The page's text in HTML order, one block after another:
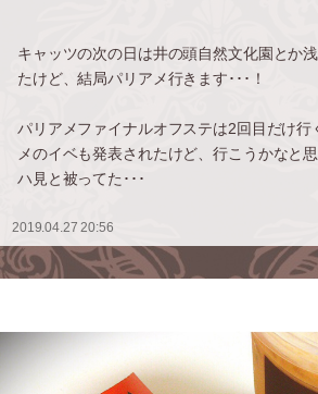
キャッツの次の日は井の頭自然文化園とか
たけど、結局パリアメ行きます･･･！
パリアメファイナルオフステは2回目だけ行
メのイベも発表されたけど、行こうかなと
ハ見と被ってた･･･
2019.04.27 20:56